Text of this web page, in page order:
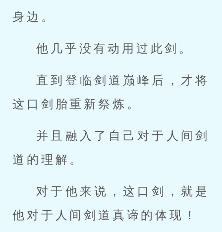
身边。
他几乎没有动用过此剑。
直到登临剑道巅峰后，才将
这口剑胎重新祭炼。
并且融入了自己对于人间剑
道的理解。
对于他来说，这口剑，就是
他对于人间剑道真谛的体现！